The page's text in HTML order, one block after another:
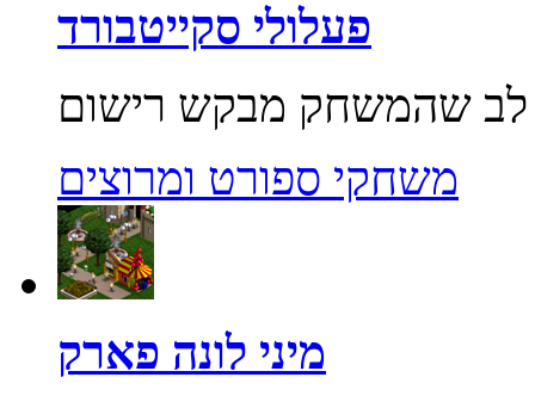
פעלולי סקייטבורד
משחקי ספורט ומרוצים
מיני לונה פארק